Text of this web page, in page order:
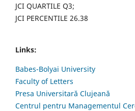
JCI QUARTILE Q3;
JCI PERCENTILE 26.38
Links:
Babes-Bolyai University
Faculty of Letters
Presa Universitară Clujeană
Centrul pentru Managementul